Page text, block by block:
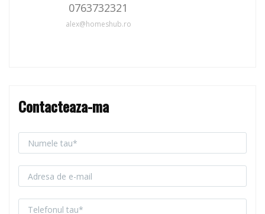
0763732321
alex@homeshub.ro
Contacteaza-ma